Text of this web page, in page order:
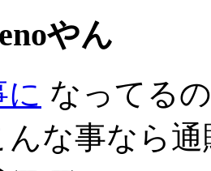
やん
に なってる
んな事なら